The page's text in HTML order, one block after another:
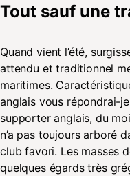
Tout sauf une
Quand vient l’été,
attendu et traditionnel
maritimes.
anglais vous répondrai-
supporter anglais, du
n’a pas toujours arboré
club favori. Les masses
quelques égards très